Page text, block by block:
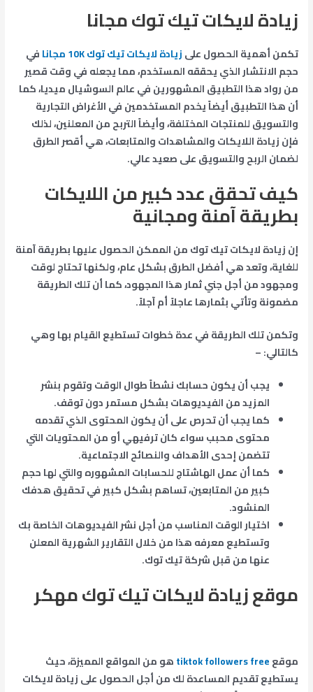
زيادة لايكات تيك توك مجانا
تكمن أهمية الحصول علىزيادة لايكات تيك توك 10K مجانا
في
حجم الانتشار الذي يحققه المستخدم، مما يجعله في وقت قصير
من رواد هذا التطبيق المشهورين في عالم السوشيال ميديا، كما
أن هذا التطبيق أيضاً يخدم المستخدمين في الأغراض التجارية
والتسويق للمنتجات المختلفة، وأيضاً التربح من المعلنين، لذلك
فإن زيادة اللايكات والمشاهدات والمتابعات، هي أقصر الطرق
لضمان الربح والتسويق على صعيد عالي.
كيف تحقق عدد كبير من اللايكات
بطريقة آمنة ومجانية
إن زيادة لايكات تيك توك من الممكن الحصول عليها بطريقة آمنة
للغاية، وتعد هي أفضل الطرق بشكل عام، ولكنها تحتاج لوقت
ومجهود من أجل جني ثمار هذا المجهود، كما أن تلك الطريقة
مضمونة وتأتي بثمارها عاجلاً أم آجلاً.
وتكمن تلك الطريقة في عدة خطوات تستطيع القيام بها وهي
كالتالي: –
يجب أن يكون حسابك نشطاً طوال الوقت وتقوم بنشر
المزيد من الفيديوهات بشكل مستمر دون توقف.
كما يجب أن تحرص على أن يكون المحتوى الذي تقدمه
محتوى محبب سواء كان ترفيهي أو من المحتويات التي
تتضمن إحدى الأهداف والنصائح الاجتماعية.
كما أن عمل الهاشتاج للحسابات المشهوره والتي لها حجم
كبير من المتابعين، تساهم بشكل كبير في تحقيق هدفك
المنشود.
اختيار الوقت المناسب من أجل نشر الفيديوهات الخاصة بك
وتستطيع معرفه هذا من خلال التقارير الشهرية المعلن
عنها من قبل شركة تيك توك.
موقع زيادة لايكات تيك توك مهكر
موقعtiktok followers freeهو من المواقع المميزة، حيث
يستطيع تقديم المساعدة لك من أجل الحصول على زيادة لايكات